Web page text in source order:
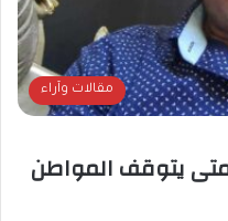
مقالات وآراء
متى يتوقف المواطن